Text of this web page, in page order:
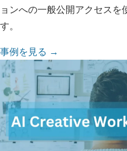
ョンへの一般公開アクセス
す。
事例を見る →